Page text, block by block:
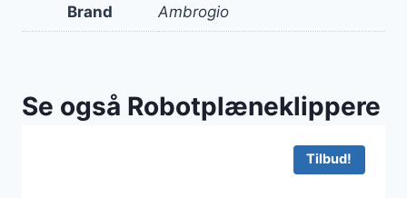
Brand Ambrogio
Se også Robotplæneklippere
Tilbud!